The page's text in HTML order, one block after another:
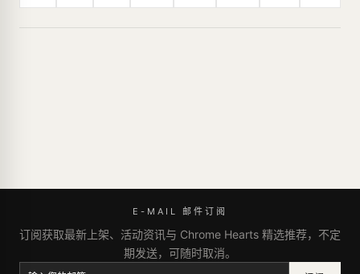
E-MAIL 邮件订阅
订阅获取最新上架、活动资讯与 Chrome Hearts 精选推荐，不定
期发送，可随时取消。